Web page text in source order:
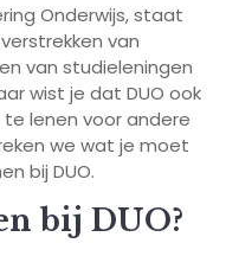
Onderwijs, staat
van
van studieleningen
wist je dat DUO ook
lenen voor andere
we wat je moet
bij DUO.
bij DUO?